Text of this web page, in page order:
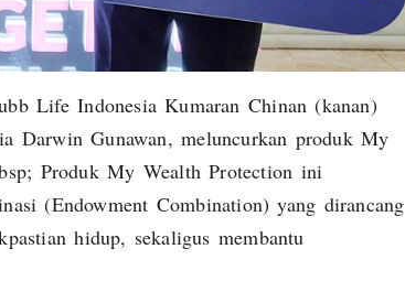
Life Indonesia Kumaran Chinan (kanan)
Darwin Gunawan, meluncurkan produk My
Produk My Wealth Protection ini
(Endowment Combination) yang dirancang
hidup, sekaligus membantu